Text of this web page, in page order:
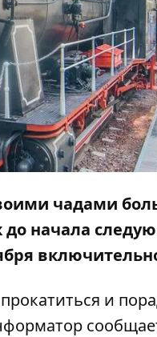
чадами
начала
и